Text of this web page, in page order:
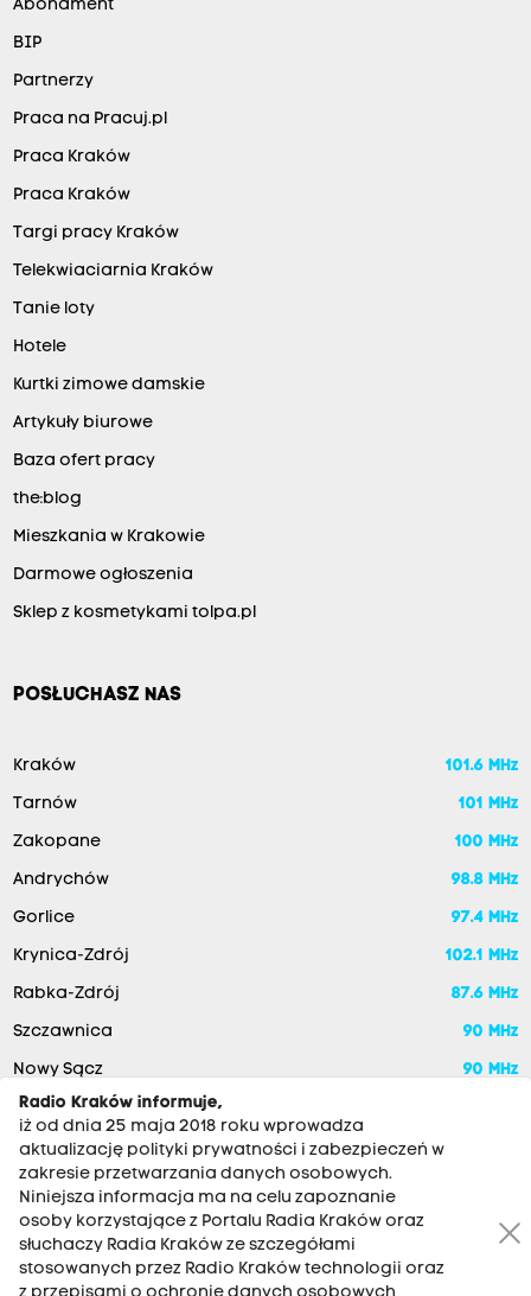
Abonament
BIP
Partnerzy
Praca na Pracuj.pl
Praca Kraków
Praca Kraków
Targi pracy Kraków
Telekwiaciarnia Kraków
Tanie loty
Hotele
Kurtki zimowe damskie
Artykuły biurowe
Baza ofert pracy
the:blog
Mieszkania w Krakowie
Darmowe ogłoszenia
Sklep z kosmetykami tolpa.pl
POSŁUCHASZ NAS
Kraków 101.6 MHz
Tarnów 101 MHz
Zakopane 100 MHz
Andrychów 98.8 MHz
Gorlice 97.4 MHz
Krynica-Zdrój 102.1 MHz
Rabka-Zdrój 87.6 MHz
Szczawnica 90 MHz
Nowy Sącz 90 MHz
RADIO KRAKÓW SA. Aleja Juliusza Słowackiego 22, 30-007
Radio Kraków informuje,
iż od dnia 25 maja 2018 roku wprowadza
aktualizację polityki prywatności i zabezpieczeń w
zakresie przetwarzania danych osobowych.
Niniejsza informacja ma na celu zapoznanie
osoby korzystające z Portalu Radia Kraków oraz
słuchaczy Radia Kraków ze szczegółami
stosowanych przez Radio Kraków technologii oraz